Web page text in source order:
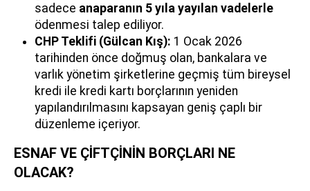
sadece anaparanın 5 yıla yayılan vadelerle
ödenmesi talep ediliyor.
CHP Teklifi (Gülcan Kış): 1 Ocak 2026
tarihinden önce doğmuş olan, bankalara ve
varlık yönetim şirketlerine geçmiş tüm bireysel
kredi ile kredi kartı borçlarının yeniden
yapılandırılmasını kapsayan geniş çaplı bir
düzenleme içeriyor.
ESNAF VE ÇİFTÇİNİN BORÇLARI NE
OLACAK?